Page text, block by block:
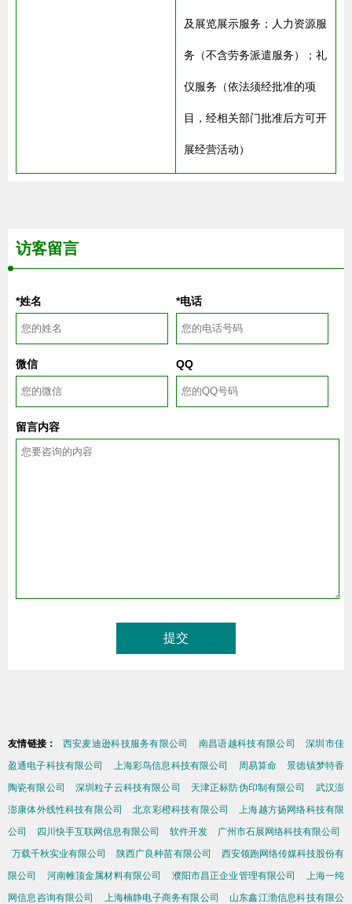
及展览展示服务；人力资源服
务（不含劳务派遣服务）；礼
仪服务（依法须经批准的项
目，经相关部门批准后方可开
展经营活动）
访客留言
*姓名 *电话
微信 QQ
留言内容
友情链接： 西安麦迪逊科技服务有限公司 南昌语越科技有限公司
深圳市佳
盈通电子科技有限公司
上海彩鸟信息科技有限公司 周易算命
景德镇梦特香
陶瓷有限公司
深圳粒子云科技有限公司 天津正标防伪印制有限公司
武汉澎
澎康体外线性科技有限公司
北京彩橙科技有限公司
上海越方扬网络科技有限
公司
四川快手互联网信息有限公司 软件开发
广州市石展网络科技有限公司
万载千秋实业有限公司
陕西广良种苗有限公司
西安领跑网络传媒科技股份有
限公司
河南帷顶金属材料有限公司 濮阳市昌正企业管理有限公司
上海一纯
网信息咨询有限公司
上海楠静电子商务有限公司
山东鑫江渤信息科技有限公